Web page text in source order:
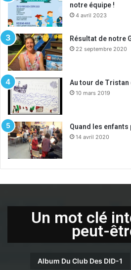
notre équipe !
4 avril 2023
Résultat de notre
22 septembre 2020
Au tour de Tristan
10 mars 2019
Quand les enfants
14 avril 2020
Un mot clé
peut-
Album Du Club Des DID-1